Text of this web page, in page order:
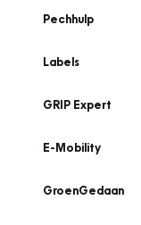
Pechhulp
Labels
GRIP Expert
E-Mobility
GroenGedaan